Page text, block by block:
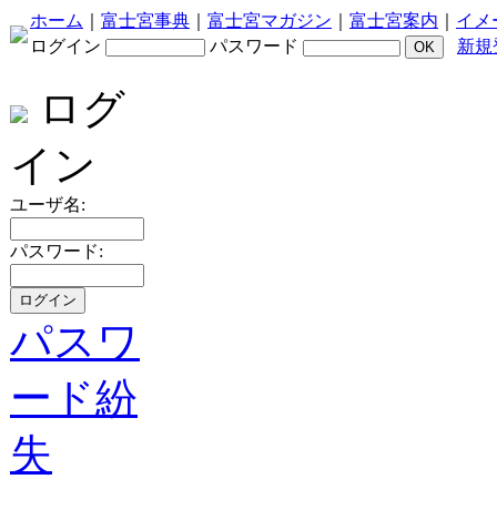
ホーム 富士宮事典 富士宮マガジン 富士宮案内
イメ
ログイン
パスワード 新規
ログ
イン
ユーザ名:
パスワード:
パスワ
ード紛
失